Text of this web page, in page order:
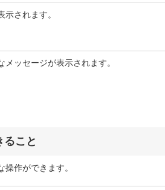
されます。
ッセージが表示されます。
ること
作ができます。